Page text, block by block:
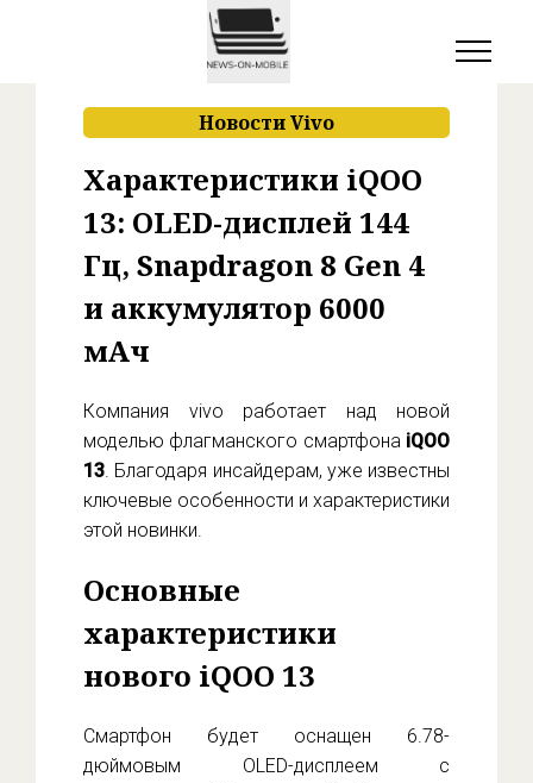
Новости Vivo
Характеристики iQOO
13: OLED-дисплей 144
Гц, Snapdragon 8 Gen 4
и аккумулятор 6000
мАч
Компания vivo работает над новой
моделью флагманского смартфона iQOO
13. Благодаря инсайдерам, уже известны
ключевые особенности и характеристики
этой новинки.
Основные
характеристики
нового iQOO 13
Смартфон будет оснащен 6.78-
дюймовым OLED-дисплеем с